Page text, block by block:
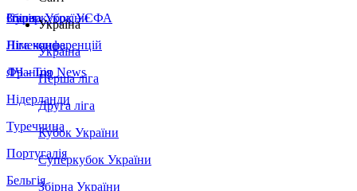
Збірна України
Італія
Німеччина
Франція
Нідерланди
Туреччина
Португалія
Бельгія
Суперкубок УЄФА
Ліга конференцій
ЛЧ - Top News
Україна
Україна
Перша ліга
Друга ліга
Кубок України
Суперкубок України
Збірна України